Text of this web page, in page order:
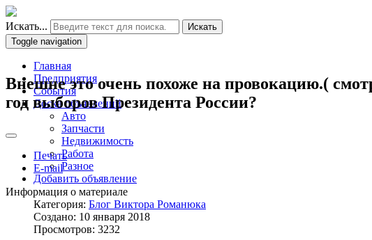
Искать...
Искать
Toggle navigation
Главная
Предприятия
События
Доска объявлений
Авто
Запчасти
Недвижимость
Работа
Разное
Добавить объявление
Внешне это очень похоже на провокацию.(
год выборов Президента России?
Печать
E-mail
Информация о материале
Категория: Блог Виктора Романюка
Создано: 10 января 2018
Просмотров: 3232